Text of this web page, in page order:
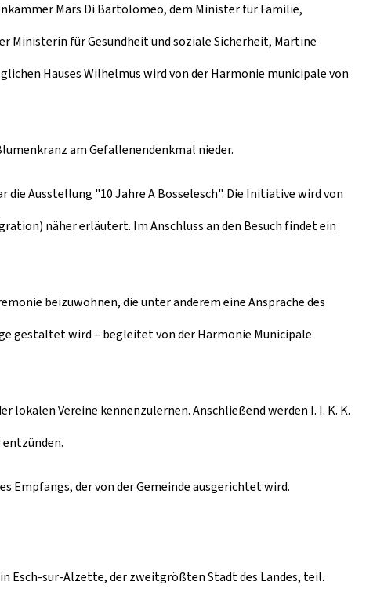
Mars Di Bartolomeo, dem Minister für Familie,
Ministerin für Gesundheit und soziale Sicherheit, Martine
Hauses Wilhelmus wird von der Harmonie municipale von
am Gefallenendenkmal nieder.
die Ausstellung "10 JahreA Bosselesch". Die Initiative wird von
näher erläutert. Im Anschluss an den Besuch findet ein
beizuwohnen, die unter anderem eine Ansprache des
gestaltet wird – begleitet von der Harmonie Municipale
Vereine kennenzulernen. Anschließend werden I. I. K. K.
Empfangs, der von der Gemeinde ausgerichtet wird.
Esch-sur-Alzette, der zweitgrößten Stadt des Landes, teil.